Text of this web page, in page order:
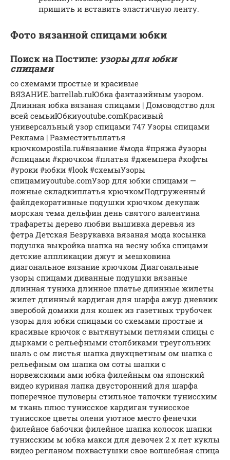
пришить и вставить эластичную ленту.
Фото вязанной спицами юбки
Поиск на Постиле: узоры для юбки
спицами
со схемами простые и красивые
ВЯЗАНИЕ.barrellab.ruЮбка фантазийным узором.
Длинная юбка вязаная спицами | Домоводство для
всей семьиЮбкиyoutube.comКрасивый
универсальный узор спицами 747 Узоры спицами
Реклама | Разместитьплатья
крючкомpostila.ru#вязание #мода #пряжа #узоры
#спицами #крючком #платья #джемпера #кофты
#уроки #юбки #look #схемыУзоры
спицамиyoutube.comУзор для юбки спицами —
ложные складкиплатья крючкомПодгруженный
файлдекоративные подушки крючком декупаж
морская тема дельфин день святого валентина
трафареты дерево любви вышивка деревья из
фетра Детская Безрукавка вязаная мода косынка
подушка выкройка шапка на весну юбка спицами
детские аппликации джут и мешковина
диагональное вязание крючком Диагональные
узоры спицами диванные подушки вязаные
длинная туника длинное платье длинные жилеты
жилет длинный кардиган для шарфа ажур дневник
зверобой домики для кошек из газетных трубочек
узоры для юбки спицами со схемами простые и
красивые крючок с вытянутыми петлями спицы с
дырками с рельефными столбиками треугольник
шаль с ом листья шапка двухцветным ом шапка с
рельефным ом шапка ом соты шапки с
норвежскими ами юбка филейным ом японский
видео куриная лапка двусторонний для шарфа
поперечное пуловеры стильное тапочки тунисским
м ткань плюс тунисское кардиган тунисское
тунисское цветы олени уютное место фенечки
филейное бабочки филейное шапка колосок шапки
тунисским м юбка макси для девочек 2 х лет куклы
видео регланом похвастушки свое волшебная спица